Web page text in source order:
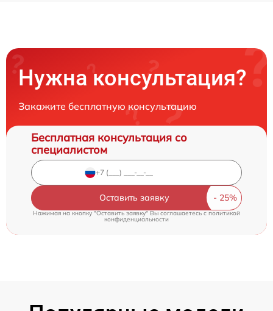
Нужна консультация?
Закажите бесплатную консультацию
Бесплатная консультация со
специалистом
Оставить заявку
Нажимая на кнопку "Оставить заявку" Вы соглашаетесь cполитикой
конфиденциальности